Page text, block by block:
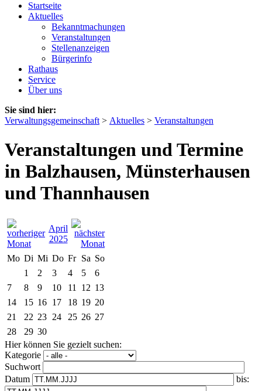
Startseite
Aktuelles
Bekanntmachungen
Veranstaltungen
Stellenanzeigen
Bürgerinfo
Rathaus
Service
Über uns
Sie sind hier:
Verwaltungsgemeinschaft > Aktuelles > Veranstaltungen
Veranstaltungen und Termine
in Balzhausen, Münsterhausen
und Thannhausen
April
2025
Mo Di Mi Do Fr Sa So
1
2 3 4 5
6
7
8 9 10 11 12 13
14
15 16 17 18 19 20
21
22 23 24 25 26 27
28
29 30
Hier können Sie gezielt suchen:
Kategorie
Suchwort
Datum
bis: